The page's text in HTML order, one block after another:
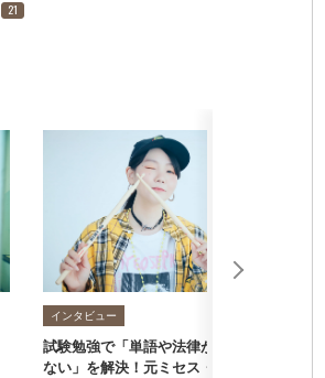
21
インタビュー
試験勉強で「単語や法律が覚えられ
ない」を解決！元ミセス・...